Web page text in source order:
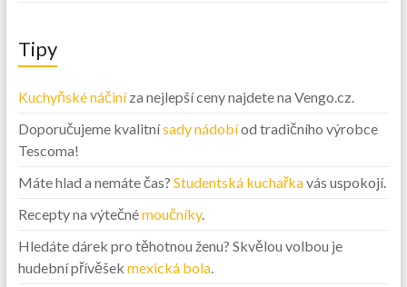
Tipy
Kuchyňské náčiníza nejlepší ceny najdete na Vengo.cz.
Doporučujeme kvalitnísady nádobíod tradičního výrobce
Tescoma!
Máte hlad a nemáte čas? Studentská kuchařkavás uspokojí.
Recepty na výtečnémoučníky.
Hledáte dárek pro těhotnou ženu? Skvělou volbou je
hudební přívěšek mexická bola.